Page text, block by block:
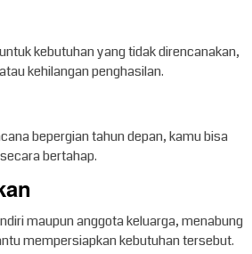
kebutuhan yang tidak direncanakan,
kehilangan penghasilan.
bepergian tahun depan, kamu bisa
bertahap.
maupun anggota keluarga, menabung
mempersiapkan kebutuhan tersebut.